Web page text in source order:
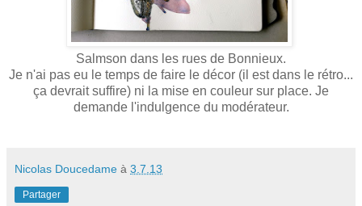
Salmson dans les rues de Bonnieux.
Je n'ai pas eu le temps de faire le décor (il est dans le rétro...
ça devrait suffire) ni la mise en couleur sur place. Je
demande l'indulgence du modérateur.
Nicolas Doucedame à 3.7.13
Partager